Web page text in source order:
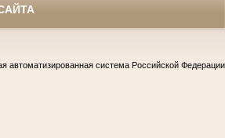
автоматизированная система Российской